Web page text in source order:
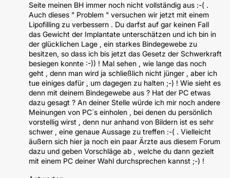
Seite meinen BH immer noch nicht vollständig aus :-( .
Auch dieses " Problem " versuchen wir jetzt mit einem
Lipofilling zu verbessern . Du darfst auf gar keinen Fall
das Gewicht der Implantate unterschätzen und ich bin in
der glücklichen Lage , ein starkes Bindegewebe zu
besitzen, so dass ich bis jetzt das Gesetz der Schwerkraft
besiegen konnte :-)) ! Mal sehen , wie lange das noch
geht , denn man wird ja schließlich nicht jünger , aber ich
tue einiges dafür , um dagegen zu halten ;-) ! Wie sieht es
denn mit deinem Bindegewebe aus ? Hat der PC etwas
dazu gesagt ? An deiner Stelle würde ich mir noch andere
Meinungen von PC´s einholen , bei denen du persönlich
vorstellig wirst , denn nur anhand von Bildern ist es sehr
schwer , eine genaue Aussage zu treffen :-( . Vielleicht
äußern sich hier ja noch ein paar Ärzte aus diesem Forum
dazu und geben Vorschläge ab , welche du dann gezielt
mit einem PC deiner Wahl durchsprechen kannst ;-) !